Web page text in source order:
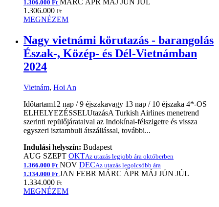
1.306.000 Ft MÁRC ÁPR MÁJ JÚN JÚL
1.306.000 Ft
MEGNÉZEM
Nagy vietnámi körutazás - barangolás
Észak-, Közép- és Dél-Vietnámban
2024
Vietnám, Hoi An
Időtartam12 nap / 9 éjszakavagy 13 nap / 10 éjszaka 4*-OS
ELHELYEZÉSSELUtazásA Turkish Airlines menetrend
szerinti repülőjárataival az Indokínai-félszigetre és vissza
egyszeri isztambuli átszállással, további...
Indulási helyszín: Budapest
AUG SZEPT OKTAz utazás legjobb ára októberben
1.366.000 Ft NOV DECAz utazás legolcsóbb ára
1.334.000 Ft JAN FEBR MÁRC ÁPR MÁJ JÚN JÚL
1.334.000 Ft
MEGNÉZEM